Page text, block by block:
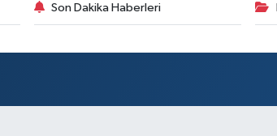
Son Dakika Haberleri